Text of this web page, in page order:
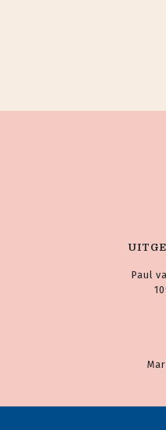
Paul